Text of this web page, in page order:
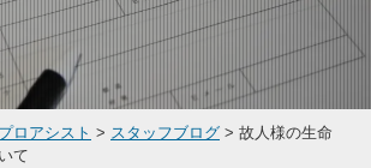
ロアシスト > スタッフブログ > 故人様の生命
て